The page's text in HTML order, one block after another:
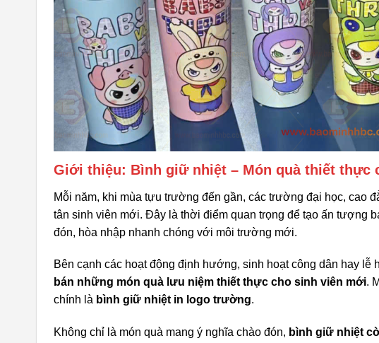
Giới thiệu: Bình giữ nhiệt – Món quà thiết thực
Mỗi năm, khi mùa tựu trường đến gần, các trường đại học, cao
tân sinh viên mới. Đây là thời điểm quan trọng để tạo ấn tượng
đón, hòa nhập nhanh chóng với môi trường mới.
Bên cạnh các hoạt động định hướng, sinh hoạt công dân hay
bán những món quà lưu niệm thiết thực cho sinh viên mới.
chính là bình giữ nhiệt in logo trường.
Không chỉ là món quà mang ý nghĩa chào đón, bình giữ nhiệt